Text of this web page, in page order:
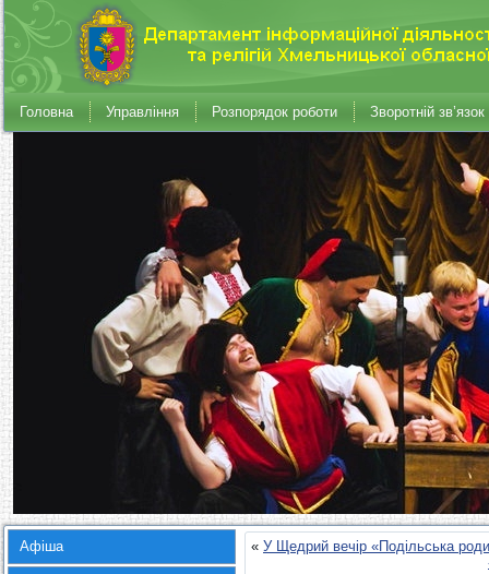
Головна Управління Розпорядок роботи Зворотній зв’язок
Афіша « У Щедрий вечір «Подільська